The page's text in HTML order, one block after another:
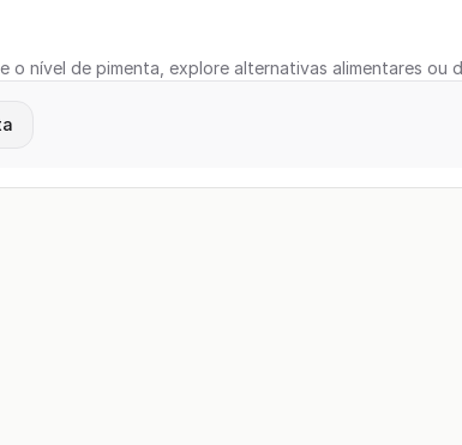
o nível de pimenta, explore alternativas alimentares ou